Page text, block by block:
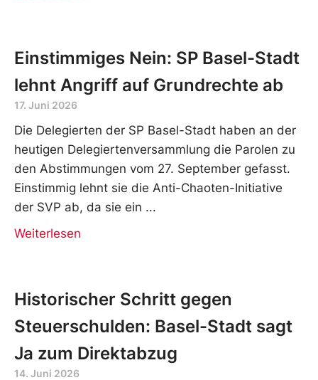
Einstimmiges Nein: SP Basel-Stadt
lehnt Angriff auf Grundrechte ab
17. Juni 2026
Die Delegierten der SP Basel-Stadt haben an der
heutigen Delegiertenversammlung die Parolen zu
den Abstimmungen vom 27. September gefasst.
Einstimmig lehnt sie die Anti-Chaoten-Initiative
der SVP ab, da sie ein
Weiterlesen
Historischer Schritt gegen
Steuerschulden: Basel-Stadt sagt
Ja zum Direktabzug
14. Juni 2026